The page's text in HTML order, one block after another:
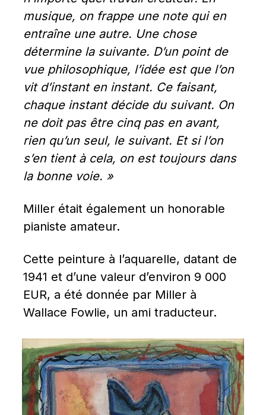
musique, on frappe une note qui en
entraîne une autre. Une chose
détermine la suivante. D’un point de
vue philosophique, l’idée est que l’on
vit d’instant en instant. Ce faisant,
chaque instant décide du suivant. On
ne doit pas être cinq pas en avant,
rien qu’un seul, le suivant. Et si l’on
s’en tient à cela, on est toujours dans
la bonne voie. »
Miller était également un honorable
pianiste amateur.
Cette peinture à l’aquarelle, datant de
1941 et d’une valeur d’environ 9 000
EUR, a été donnée par Miller à
Wallace Fowlie, un ami traducteur.